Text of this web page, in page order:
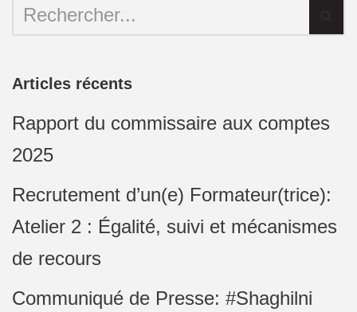
Articles récents
Rapport du commissaire aux comptes
2025
Recrutement d’un(e) Formateur(trice):
Atelier 2 : Égalité, suivi et mécanismes
de recours
Communiqué de Presse: #Shaghilni